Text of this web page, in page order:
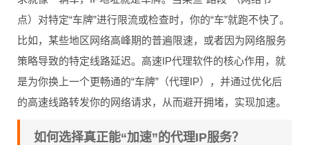
点）对特定“车牌”进行限流或检查时，你的“车”就跑不快了。
比如，某些地区网络高峰期的普遍限速，或者因为网络服务
策略导致的特定线路延迟。高速IP代理软件的核心作用，就
是为你换上一个更畅通的“车牌”（代理IP），并通过优化后
的高速线路转发你的网络请求，从而避开拥堵，实现加速。
如何选择真正能“加速”的代理IP服务？